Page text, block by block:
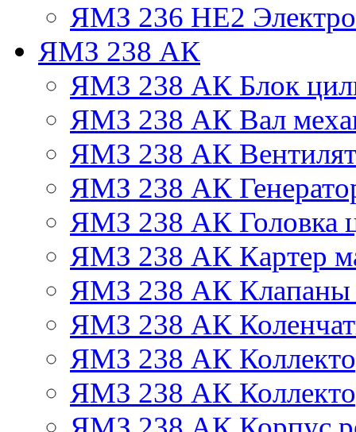
ЯМЗ 236 НЕ2
ЯМЗ 238 АК
ЯМЗ 238 АК Блок
ЯМЗ 238 АК Вал
ЯМЗ 238 АК
ЯМЗ 238 АК
ЯМЗ 238 АК Головка
ЯМЗ 238 АК Картер
ЯМЗ 238 АК Клапаны
ЯМЗ 238 АК
ЯМЗ 238 АК
ЯМЗ 238 АК